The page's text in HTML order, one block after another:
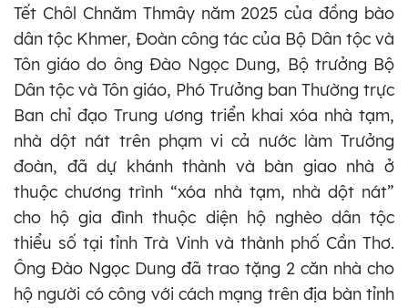
Tết Chôl Chnăm Thmây năm 2025 của đồng bào
dân tộc Khmer, Đoàn công tác của Bộ Dân tộc và
Tôn giáo do ông Đào Ngọc Dung, Bộ trưởng Bộ
Dân tộc và Tôn giáo, Phó Trưởng ban Thường trực
Ban chỉ đạo Trung ương triển khai xóa nhà tạm,
nhà dột nát trên phạm vi cả nước làm Trưởng
đoàn, đã dự khánh thành và bàn giao nhà ở
thuộc chương trình “xóa nhà tạm, nhà dột nát”
cho hộ gia đình thuộc diện hộ nghèo dân tộc
thiểu số tại tỉnh Trà Vinh và thành phố Cần Thơ.
Ông Đào Ngọc Dung đã trao tặng 2 căn nhà cho
hộ người có công với cách mạng trên địa bàn tỉnh